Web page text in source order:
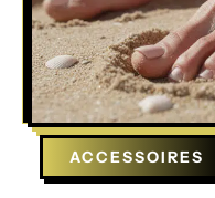
ACCESSOIRES